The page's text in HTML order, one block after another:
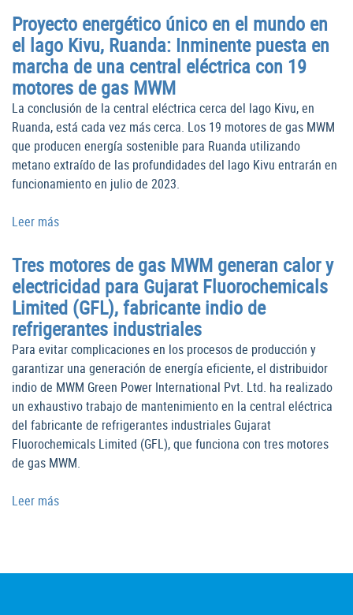
Proyecto energético único en el mundo en
el lago Kivu, Ruanda: Inminente puesta en
marcha de una central eléctrica con 19
motores de gas MWM
La conclusión de la central eléctrica cerca del lago Kivu, en
Ruanda, está cada vez más cerca. Los 19 motores de gas MWM
que producen energía sostenible para Ruanda utilizando
metano extraído de las profundidades del lago Kivu entrarán en
funcionamiento en julio de 2023.
Leer más
Tres motores de gas MWM generan calor y
electricidad para Gujarat Fluorochemicals
Limited (GFL), fabricante indio de
refrigerantes industriales
Para evitar complicaciones en los procesos de producción y
garantizar una generación de energía eficiente, el distribuidor
indio de MWM Green Power International Pvt. Ltd. ha realizado
un exhaustivo trabajo de mantenimiento en la central eléctrica
del fabricante de refrigerantes industriales Gujarat
Fluorochemicals Limited (GFL), que funciona con tres motores
de gas MWM.
Leer más